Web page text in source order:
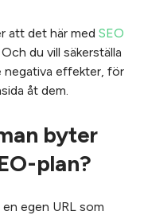
att det här med SEO
du vill säkerställa
negativa effekter, för
åt dem.
byter
plan?
egen URL som